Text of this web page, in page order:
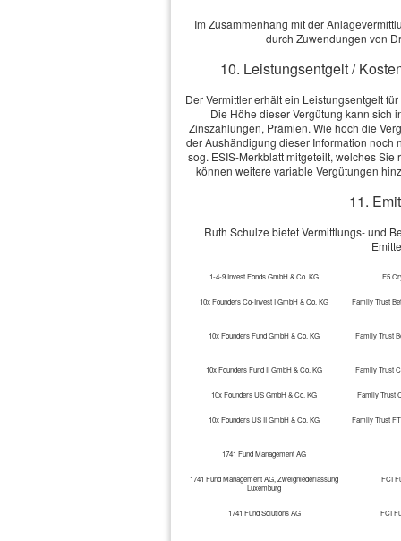
Im Zusammenhang mit der
durch Zuwendungen von
10. Leistungsentgelt /
Der Vermittler erhält ein Leistungsentgelt
Die Höhe dieser Vergütung kann sich
Zinszahlungen, Prämien. Wie hoch die
der Aushändigung dieser Information noch
sog. ESIS-Merkblatt mitgeteilt, welches
können weitere variable Vergütungen
11.
Ruth Schulze bietet Vermittlungs- und
1-4-9 Invest Fonds GmbH & Co. KG F5
10x Founders Co-Invest I GmbH & Co. KG Family Trust
10x Founders Fund GmbH & Co. KG Family Trust
10x Founders Fund II GmbH & Co. KG Family Trust
10x Founders US GmbH & Co. KG Family Trust
10x Founders US II GmbH & Co. KG Family Trust
1741 Fund Management AG
1741 Fund Management AG, Zweigniederlassung
Luxemburg
FCI
1741 Fund Solutions AG FCI